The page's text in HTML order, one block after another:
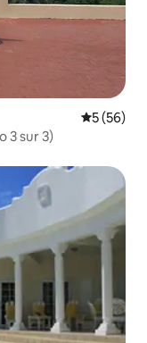
5 (56)
3 sur 3)